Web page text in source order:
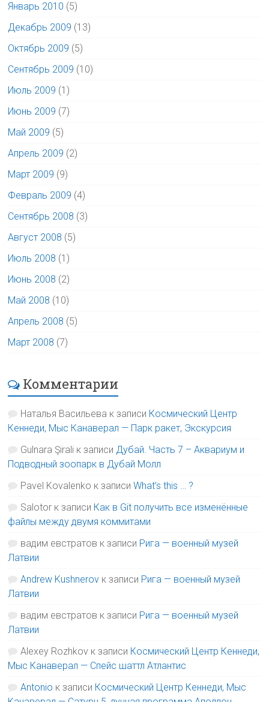
Январь 2010 (5)
Декабрь 2009 (13)
Октябрь 2009 (5)
Сентябрь 2009 (10)
Июль 2009 (1)
Июнь 2009 (7)
Май 2009 (5)
Апрель 2009 (2)
Март 2009 (9)
Февраль 2009 (4)
Сентябрь 2008 (3)
Август 2008 (5)
Июль 2008 (1)
Июнь 2008 (2)
Май 2008 (10)
Апрель 2008 (5)
Март 2008 (7)
Комментарии
Наталья Васильева к записи Космический Центр
Кеннеди, Мыс Канаверал — Парк ракет, Экскурсия
Gulnara Şirali к записи Дубай. Часть 7 – Аквариум и
Подводный зоопарк в Дубай Молл
Pavel Kovalenko к записиWhat’s this … ?
Salotor к записи Как в Git получить все изменённые
файлы между двумя коммитами
вадим евстратов к записи Рига — военный музей
Латвии
Andrew Kushnerov к записи Рига — военный музей
Латвии
вадим евстратов к записи Рига — военный музей
Латвии
Alexey Rozhkov к записи Космический Центр Кеннеди,
Мыс Канаверал — Спейс шаттл Атлантис
Antonio к записи Космический Центр Кеннеди, Мыс